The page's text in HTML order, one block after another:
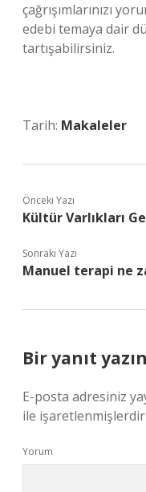
çağrışımlarınızı
edebi temaya dair
tartışabilirsiniz.
Tarih: Makaleler
Önceki Yazı
Kültür Varlıkları
Sonraki Yazı
Manuel terapi ne
Bir yanıt yazın
E-posta adresiniz
ile işaretlenmişlerdir
Yorum